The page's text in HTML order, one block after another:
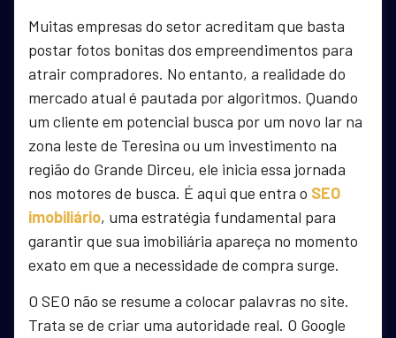
Muitas empresas do setor acreditam que basta
postar fotos bonitas dos empreendimentos para
atrair compradores. No entanto, a realidade do
mercado atual é pautada por algoritmos. Quando
um cliente em potencial busca por um novo lar na
zona leste de Teresina ou um investimento na
região do Grande Dirceu, ele inicia essa jornada
nos motores de busca. É aqui que entra o SEO
imobiliário, uma estratégia fundamental para
garantir que sua imobiliária apareça no momento
exato em que a necessidade de compra surge.
O SEO não se resume a colocar palavras no site.
Trata se de criar uma autoridade real. O Google